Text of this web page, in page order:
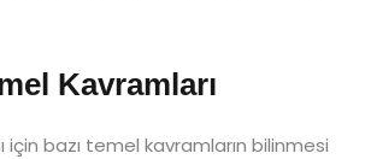
Kavramları
için bazı temel kavramların bilinmesi